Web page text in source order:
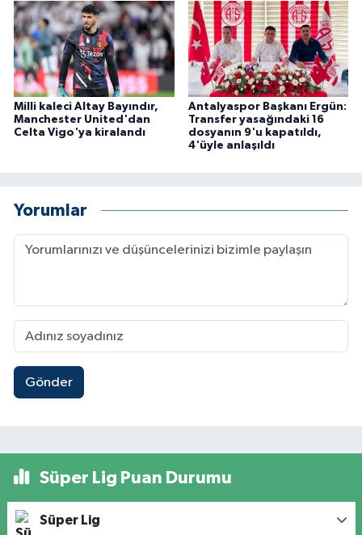
Milli kaleci Altay Bayındır,
Manchester United'dan
Celta Vigo'ya kiralandı
Antalyaspor Başkanı Ergün:
Transfer yasağındaki 16
dosyanın 9'u kapatıldı,
4'üyle anlaşıldı
Yorumlar
Gönder
Süper Lig Puan Durumu
Süper Lig